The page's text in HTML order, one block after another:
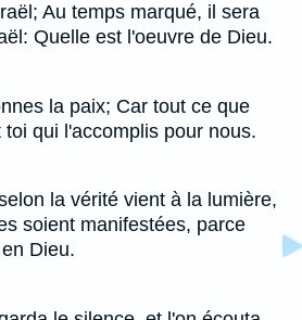
Au temps marqué, il sera
Quelle est l'oeuvre de Dieu.
la paix; Car tout ce que
qui l'accomplis pour nous.
la vérité vient à la lumière,
soient manifestées, parce
Dieu.